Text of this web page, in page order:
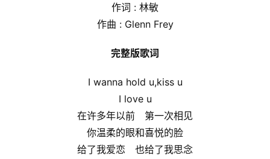
作词 : 林敏
作曲 : Glenn Frey
完整版歌词
I wanna hold u,kiss u
I love u
在许多年以前　第一次相见
你温柔的眼和喜悦的脸
给了我爱恋　也给了我思念